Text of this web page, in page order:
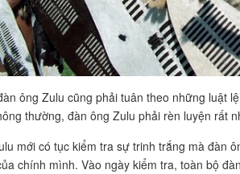
ông Zulu cũng phải tuân theo những luật
thường, đàn ông Zulu phải rèn luyện rất
mới có tục kiểm tra sự trinh trắng mà đàn
chính mình. Vào ngày kiểm tra, toàn bộ